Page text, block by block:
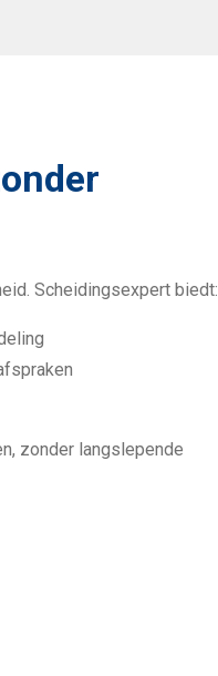
Scheidingsexpert biedt:
zonder langslepende